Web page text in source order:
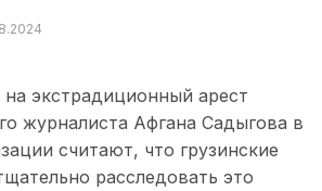
на экстрадиционный арест
журналиста Афгана Садыгова в
считают, что грузинские
расследовать это